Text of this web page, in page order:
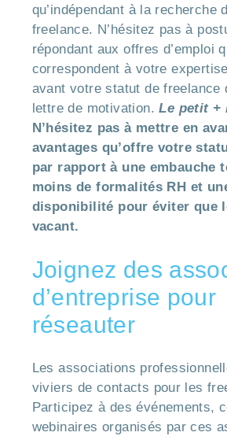
qu’indépendant à la recherche
freelance. N’hésitez pas à
répondant aux offres d’emploi
correspondent à votre
avant votre statut de freelance
lettre de motivation.Le petit +
N’hésitez pas à mettre en
avantages qu’offre votre
par rapport à une embauche
moins de formalités RH et
disponibilité pour éviter que
vacant.
Joignez des
d’entreprise pour
réseauter
Les associations
viviers de contacts pour les
Participez à des événements,
webinaires organisés par ces